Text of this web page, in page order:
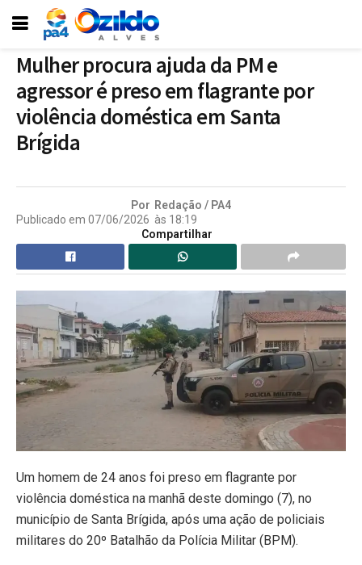
Mulher procura ajuda da PM e
agressor é preso em flagrante por
violência doméstica em Santa
Brígida
Por Redação / PA4
Publicado em 07/06/2026 às 18:19
Compartilhar
Um homem de 24 anos foi preso em flagrante por
violência doméstica na manhã deste domingo (7), no
município de Santa Brígida, após uma ação de policiais
militares do 20º Batalhão da Polícia Militar (BPM).